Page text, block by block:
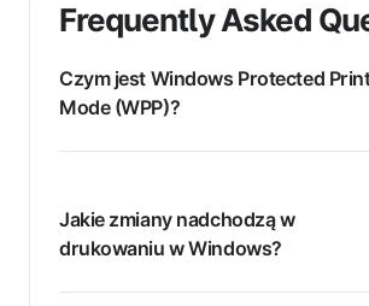
Frequently Asked
Czym jest Windows Protected
Mode (WPP)?
Jakie zmiany nadchodzą w
drukowaniu w Windows?